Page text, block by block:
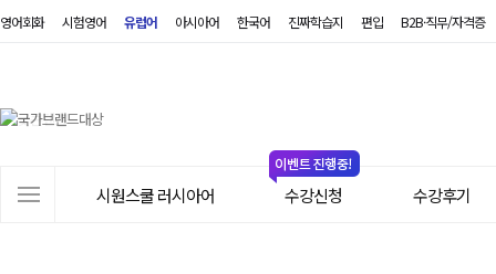
영어회화 시험영어 유럽어 아시아어 한국어 진짜학습지 편입 B2B·직무/자격증
시원스쿨 러시아어 수강신청 수강후기